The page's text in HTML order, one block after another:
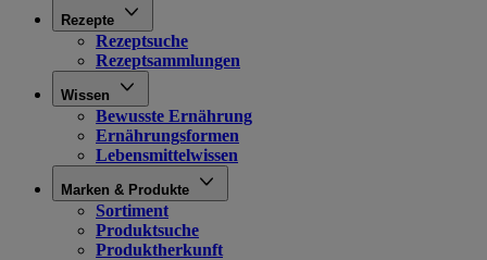
Rezepte
Rezeptsuche
Rezeptsammlungen
Wissen
Bewusste Ernährung
Ernährungsformen
Lebensmittelwissen
Marken & Produkte
Sortiment
Produktsuche
Produktherkunft